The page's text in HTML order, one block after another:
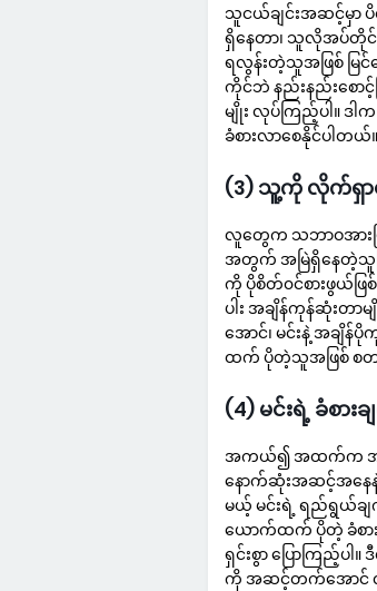
သူငယ်ချင်းအဆင့်မှာ
ရှိနေတာ၊ သူလိုအပ်တို
ရလွန်းတဲ့သူအဖြစ် မြ
ကိုင်ဘဲ နည်းနည်းစော
မျိုး လုပ်ကြည့်ပါ။ ဒ
ခံစားလာစေနိုင်ပါတယ်။
(3) သူ့ကို လိုက်ရှာအ
လူတွေက သဘာဝအား
အတွက် အမြဲရှိနေတဲ့သူဖ
ကို ပိုစိတ်၀င်စားဖွယ်ဖြစ်
ပါး အချိန်ကုန်ဆုံးတာ
အောင်၊ မင်းနဲ့ အချိ
ထက် ပိုတဲ့သူအဖြစ် စတ
(4) မင်းရဲ့ ခံစား
အကယ်၍ အထက်က အ
နောက်ဆုံးအဆင့်အနေနဲ့
မယ့် မင်းရဲ့ ရည်ရွယ်ချ
ယောက်ထက် ပိုတဲ့ ခံစာ
ရှင်းစွာ ပြောကြည့်ပ
ကို အဆင့်တက်အောင် လု